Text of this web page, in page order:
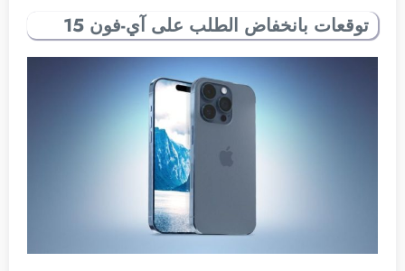
توقعات بانخفاض الطلب على آي-فون 15